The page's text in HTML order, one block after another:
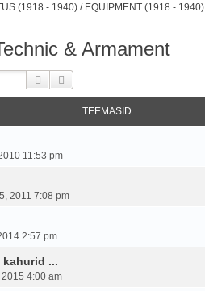
(1918 - 1940) / EQUIPMENT (1918 - 1940)
& Armament
Otsi
TEEMASID
11:53 pm
2011 7:08 pm
2:57 pm
kahurid ...
4:00 am